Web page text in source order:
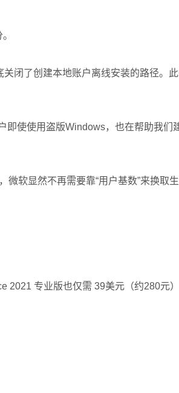
闭了创建本地账户离线安装的路径。
即使使用盗版Windows，也在帮助我们
软显然不再需要靠“用户基数”来换取
2021 专业版也仅需 39美元（约280元